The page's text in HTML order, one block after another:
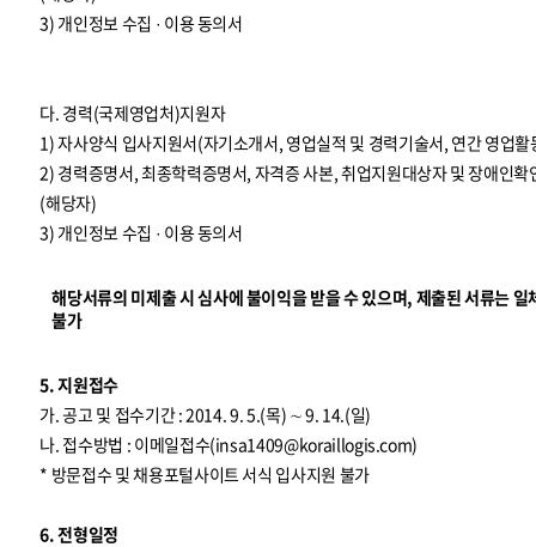
3) 개인정보 수집 · 이용 동의서
다. 경력(국제영업처)지원자
1) 자사양식 입사지원서(자기소개서, 영업실적 및 경력기술서, 연간 영업활
2) 경력증명서, 최종학력증명서, 자격증 사본, 취업지원대상자 및 장애인확
(해당자)
3) 개인정보 수집 · 이용 동의서
해당서류의 미제출 시 심사에 불이익을 받을 수 있으며, 제출된 서류는 일
불가
5. 지원접수
가. 공고 및 접수기간 : 2014. 9. 5.(목) ∼ 9. 14.(일)
나. 접수방법 : 이메일접수(insa1409@koraillogis.com)
* 방문접수 및 채용포털사이트 서식 입사지원 불가
6. 전형일정